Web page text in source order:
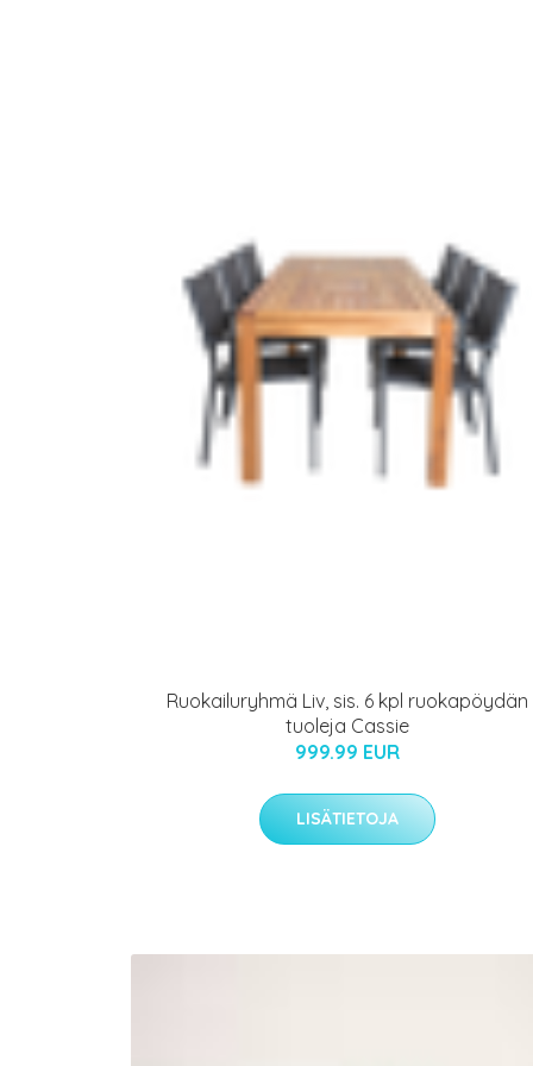
Ruokailuryhmä Liv, sis. 6 kpl ruokapöydän
tuoleja Cassie
999.99 EUR
LISÄTIETOJA